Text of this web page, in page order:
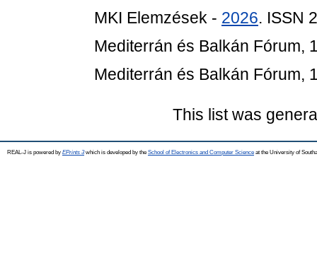
MKI Elemzések - 2026. ISSN
Mediterrán és Balkán Fórum,
Mediterrán és Balkán Fórum,
This list was
REAL-J is powered by EPrints 3which is developed by the School of Electronics and Computer Science at the University of